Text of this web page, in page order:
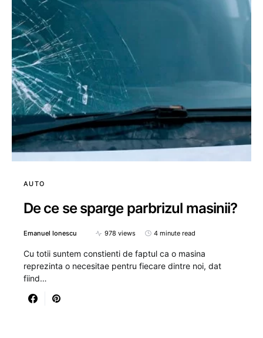
AUTO
De ce se sparge parbrizul masinii?
Emanuel Ionescu 978 views 4 minute read
Cu totii suntem constienti de faptul ca o masina
reprezinta o necesitae pentru fiecare dintre noi, dat
fiind…